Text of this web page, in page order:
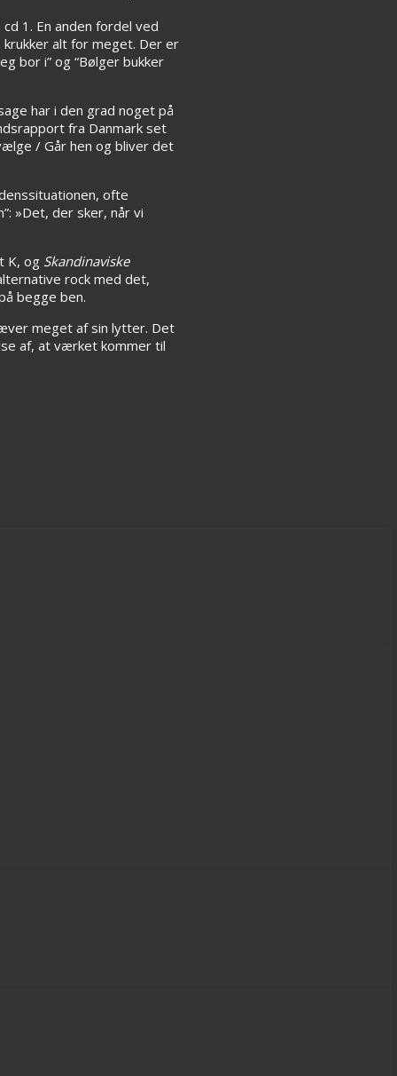
1. En anden fordel ved
krukker alt for meget. Der er
bor i” og “Bølger bukker
har i den grad noget på
fra Danmark set
/ Går hen og bliver det
ofte
»Det, der sker, når vi
K, og Skandinaviske
rock med det,
begge ben.
meget af sin lytter. Det
af, at værket kommer til